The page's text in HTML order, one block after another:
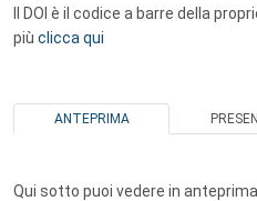
Il DOI è il codice a barre della
più clicca qui
ANTEPRIMA
Qui sotto puoi vedere in